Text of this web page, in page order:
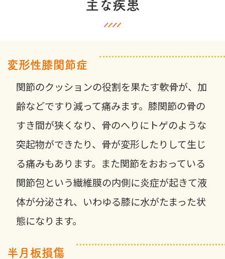
主な疾患
変形性膝関節症
関節のクッションの役割を果たす軟骨が、加
齢などですり減って痛みます。膝関節の骨の
すき間が狭くなり、骨のへりにトゲのような
突起物ができたり、骨が変形したりして生じ
る痛みもあります。また関節をおおっている
関節包という繊維膜の内側に炎症が起きて液
体が分泌され、いわゆる膝に水がたまった状
態になります。
半月板損傷